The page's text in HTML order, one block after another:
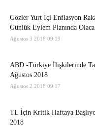
Gözler Yurt İçi Enflasyon
Günlük Eylem Planında
Ağustos 3 2018 09:19
ABD -Türkiye İlişkilerinde
Ağustos 2018
Ağustos 2 2018 09:17
TL İçin Kritik Haftaya
2018